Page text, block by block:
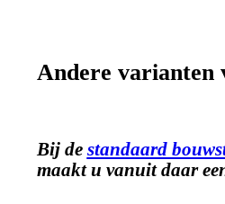
Andere varianten
Bij de standaard
maakt u vanuit daar